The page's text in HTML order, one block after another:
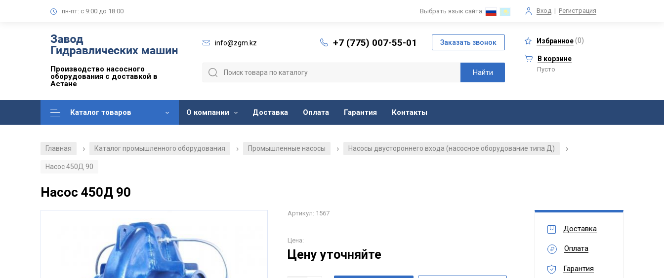
пн-пт: с 9:00 до 18:00 Вход | Регистрация
Выбрать язык сайта:
Производство насосного
оборудования с доставкой в
Астане
info@zgm.kz +7 (775) 007-55-01 Избранное(0)
В корзине
Пусто
Каталог товаров О компании Доставка Оплата Гарантия Контакты
Главная / Каталог промышленного оборудования / Промышленные насосы / Насосы двустороннего входа (насосное оборудование типа Д)
/
Насос 450Д 90
Насос 450Д 90
Артикул: 1567
Цена:
Цену уточняйте
Доставка
Оплата
Гарантия